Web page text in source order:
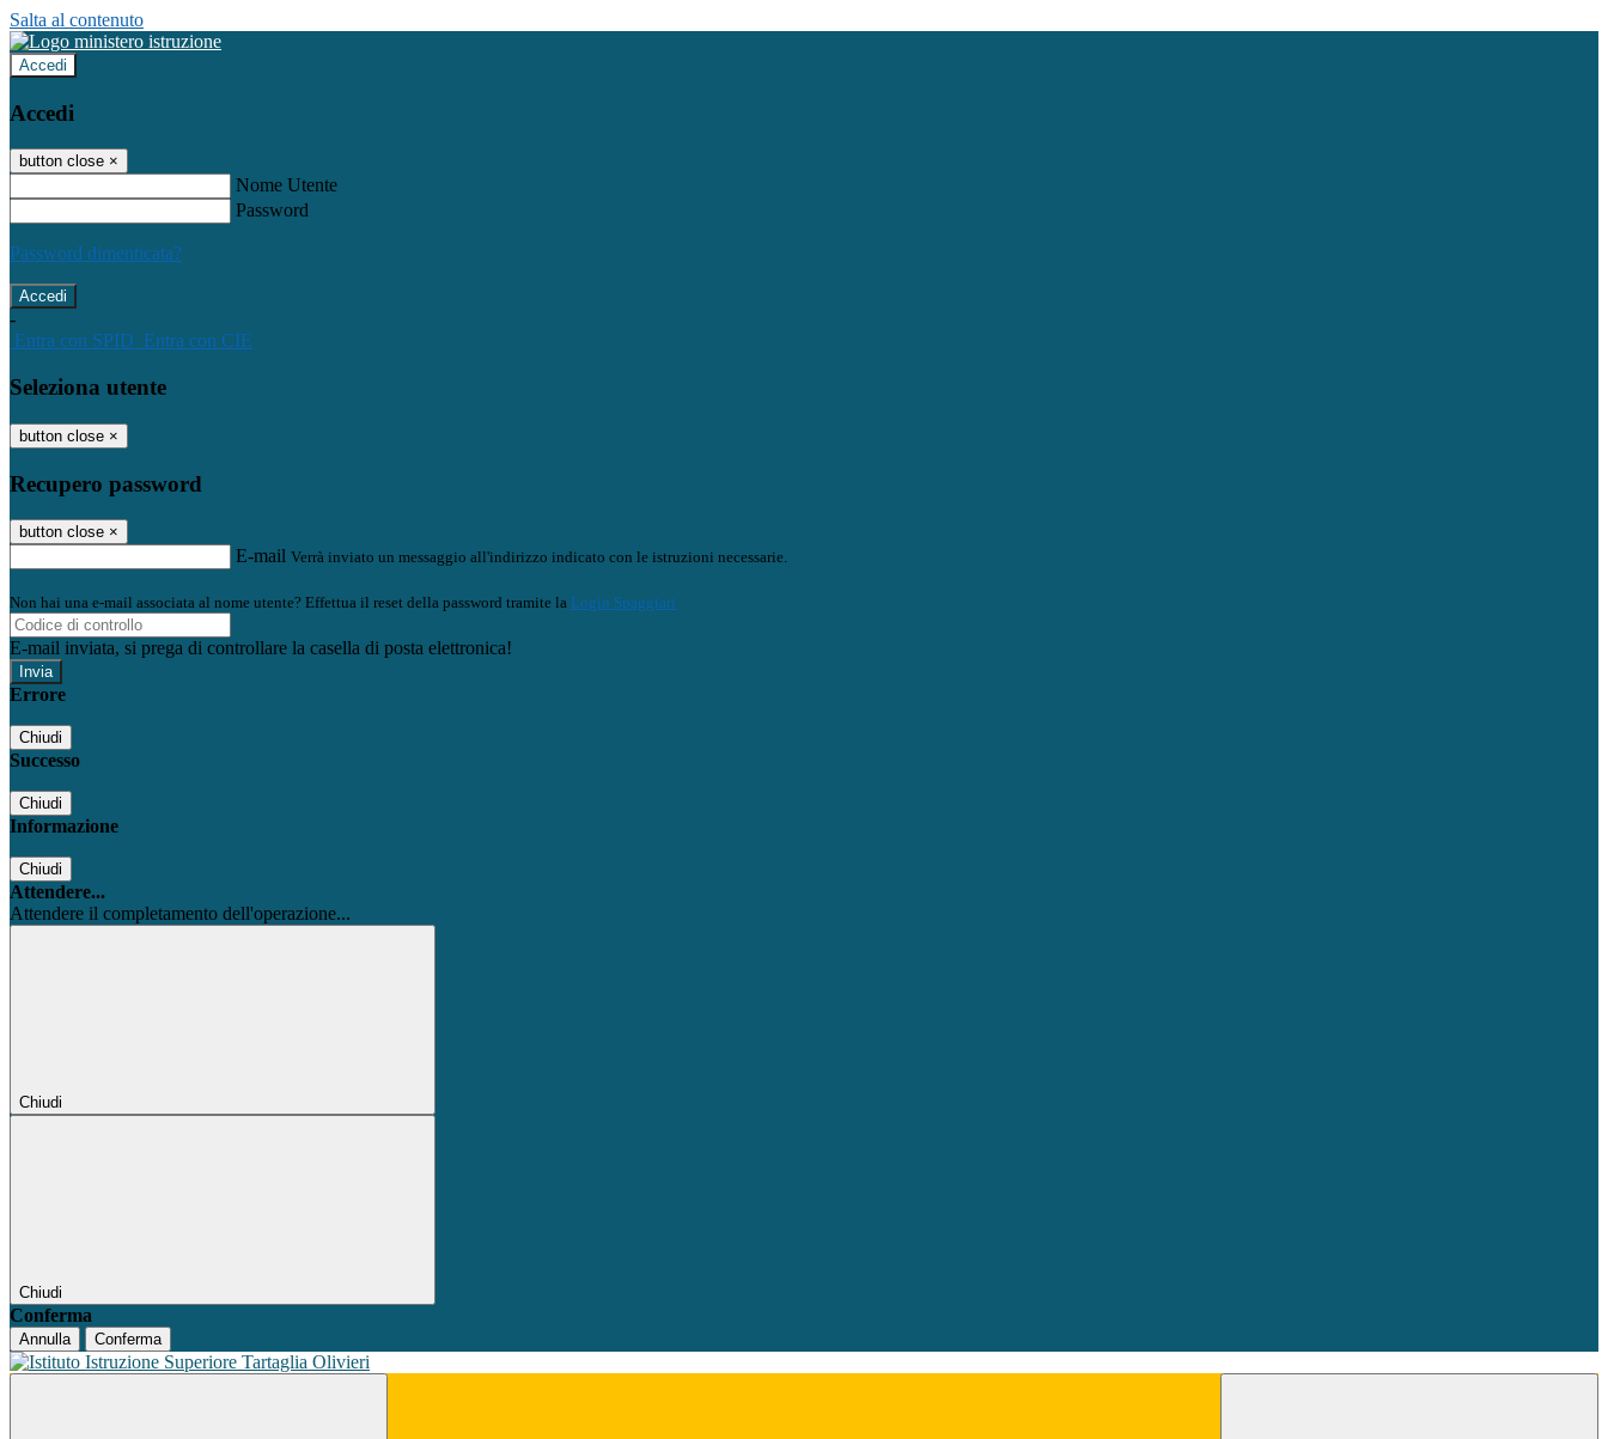
Salta al contenuto
Accedi
Accedi
button close ×
Nome Utente
Password
Password dimenticata?
-
Entra con SPID Entra con CIE
Seleziona utente
button close ×
Recupero password
button close ×
E-mail Verrà inviato un messaggio all'indirizzo indicato con le istruzioni necessarie.
Non hai una e-mail associata al nome utente? Effettua il reset della password tramite la Login Spaggiari
E-mail inviata, si prega di controllare la casella di posta elettronica!
Errore
Chiudi
Successo
Chiudi
Informazione
Chiudi
Attendere...
Attendere il completamento dell'operazione...
Chiudi
Chiudi
Conferma
Annulla Conferma